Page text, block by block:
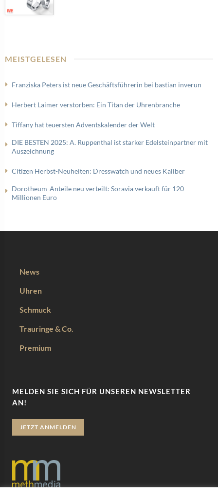
MEISTGELESEN
Franziska Peters ist neue Geschäftsführerin bei bastian inverun
Herbert Laimer verstorben: Ein Titan der Uhrenbranche
Tiffany hat teuersten Adventskalender der Welt
DIE BESTEN 2025: A. Ruppenthal ist starker Edelsteinpartner mit
Auszeichnung
Citizen Herbst-Neuheiten: Dresswatch und neues Kaliber
Dorotheum-Anteile neu verteilt: Soravia verkauft für 120
Millionen Euro
News
Uhren
Schmuck
Trauringe & Co.
Premium
MELDEN SIE SICH FÜR UNSEREN NEWSLETTER
AN!
JETZT ANMELDEN